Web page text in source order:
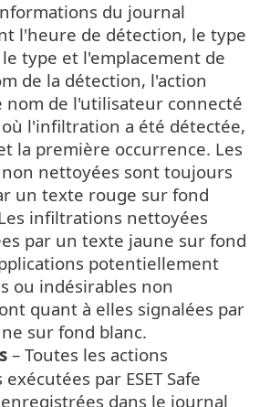
du journal
l'heure de détection, le type
le type et l'emplacement de
de la détection, l'action
nom de l'utilisateur connecté
l'infiltration a été détectée,
la première occurrence. Les
nettoyées sont toujours
un texte rouge sur fond
infiltrations nettoyées
par un texte jaune sur fond
potentiellement
ou indésirables non
quant à elles signalées par
sur fond blanc.
– Toutes les actions
par ESET Safe
dans le journal